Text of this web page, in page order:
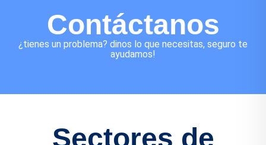
¿tienes un problema? dinos lo que necesitas, seguro te
ayudamos!
Contáctanos
Sectores de